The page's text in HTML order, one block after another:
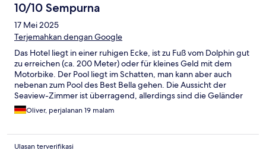
10/10 Sempurna
17 Mei 2025
Terjemahkan dengan Google
Das Hotel liegt in einer ruhigen Ecke, ist zu Fuß vom Dolphin gut
zu erreichen (ca. 200 Meter) oder für kleines Geld mit dem
Motorbike. Der Pool liegt im Schatten, man kann aber auch
nebenan zum Pool des Best Bella gehen. Die Aussicht der
Seaview-Zimmer ist überragend, allerdings sind die Geländer
sehr niedrig (ca. 1 Meter) und die Belüftungsanlage des Dusit
Thani ist schon nervig (läuft 24 Stunden am Tag). Insgesamt war
einem 3-Sterne-Hotel erwarten kann. Das Hotel ist etwas in die
Oliver, perjalanan 19 malam
Ulasan terverifikasi